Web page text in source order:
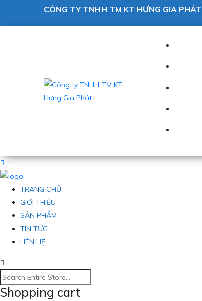
CÔNG TY TNHH TM KT HƯNG GIA PHÁT
TRANG CHỦ
GIỚI THIỆU
SẢN PHẨM
TIN TỨC
LIÊN HỆ
Shopping cart